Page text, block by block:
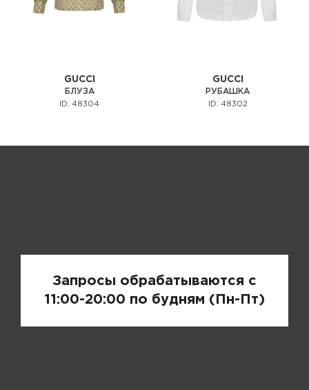
GUCCI
БЛУЗА
ID: 48304
GUCCI
РУБАШКА
ID: 48302
Запросы обрабатываются с
11:00-20:00 по будням (Пн-Пт)